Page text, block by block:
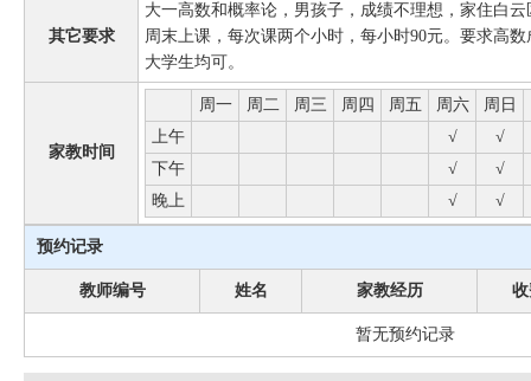
其它要求
大一高数和概率论，男孩子，成绩不理想，家住白
周末上课，每次课两个小时，每小时90元。要求高
大学生均可。
家教时间
周一 周二 周三 周四 周五 周六 周日
上午
√ √
下午
√ √
晚上
√ √
预约记录
教师编号 姓名 家教经历
暂无预约记录